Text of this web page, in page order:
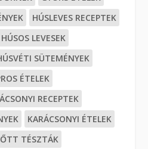
HÚSLEVES RECEPTEK
HÚSOS LEVESEK
SÜTEMÉNYEK
ÉTELEK
RECEPTEK
KARÁCSONYI ÉTELEK
TÉSZTÁK